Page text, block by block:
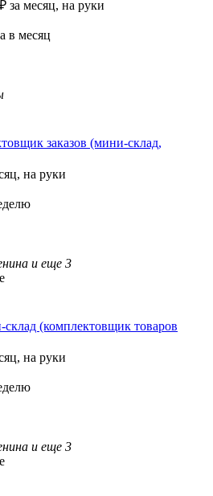
₽ за месяц, на руки
в месяц
заказов (мини-склад,
на руки
и еще 3
(комплектовщик товаров
на руки
и еще 3